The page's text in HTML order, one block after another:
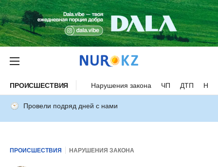
ПРОИСШЕСТВИЯ Нарушения закона ЧП ДТП
Провели подряд дней с нами
ПРОИСШЕСТВИЯ НАРУШЕНИЯ ЗАКОНА